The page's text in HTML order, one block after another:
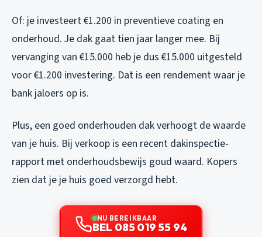
Of: je investeert €1.200 in preventieve coating en
onderhoud. Je dak gaat tien jaar langer mee. Bij
vervanging van €15.000 heb je dus €15.000 uitgesteld
voor €1.200 investering. Dat is een rendement waar je
bank jaloers op is.
Plus, een goed onderhouden dak verhoogt de waarde
van je huis. Bij verkoop is een recent dakinspectie-
rapport met onderhoudsbewijs goud waard. Kopers
zien dat je je huis goed verzorgd hebt.
NU BEREIKBAAR
BEL 085 019 55 94